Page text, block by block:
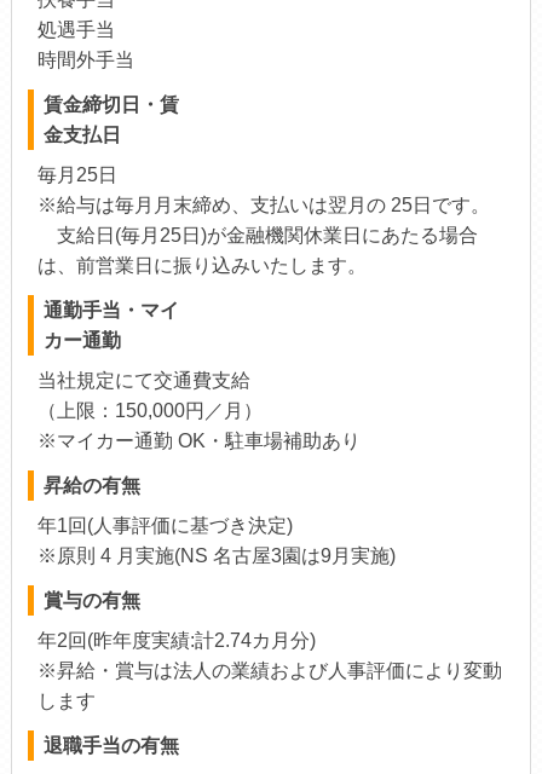
処遇手当
時間外手当
賃金締切日・賃
金支払日
毎月25日
※給与は毎月月末締め、支払いは翌月の 25日です。
支給日(毎月25日)が金融機関休業日にあたる場合
は、前営業日に振り込みいたします。
通勤手当・マイ
カー通勤
当社規定にて交通費支給
（上限：150,000円／月）
※マイカー通勤 OK・駐車場補助あり
昇給の有無
年1回(人事評価に基づき決定)
※原則 4 月実施(NS 名古屋3園は9月実施)
賞与の有無
年2回(昨年度実績:計2.74カ月分)
※昇給・賞与は法人の業績および人事評価により変動
します
退職手当の有無